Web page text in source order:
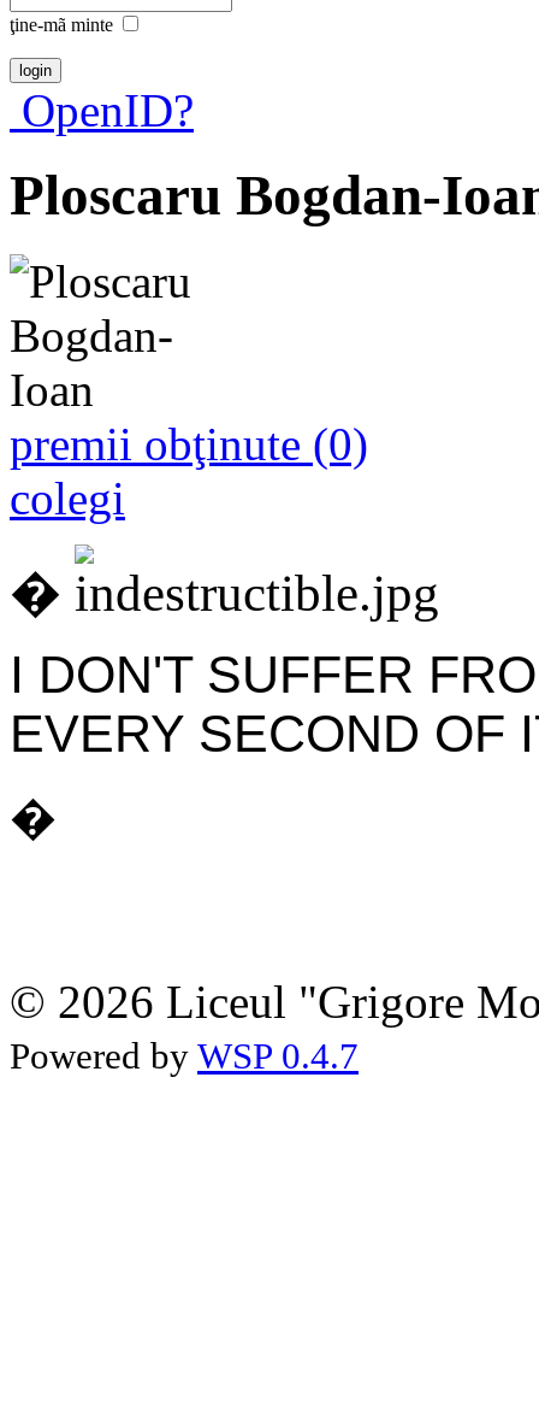
ţine-mã minte
OpenID?
Ploscaru Bogdan-
premii obţinute (0)
colegi
�
I DON'T SUFFER
EVERY SECOND OF
�
© 2026 Liceul "Grigore
Powered by WSP 0.4.7